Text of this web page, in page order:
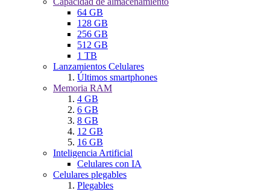
64 GB
128 GB
256 GB
512 GB
1 TB
Lanzamientos Celulares
Últimos smartphones
Memoria RAM
4 GB
6 GB
8 GB
12 GB
16 GB
Inteligencia Artificial
Celulares con IA
Celulares plegables
Plegables